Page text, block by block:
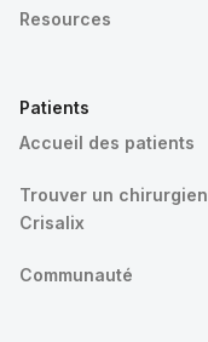
Resources
Patients
Accueil des patients
Trouver un chirurgien
Crisalix
Communauté